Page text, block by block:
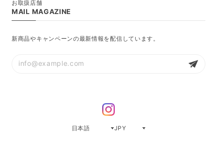
お取扱店舗
MAIL MAGAZINE
新商品やキャンペーンの最新情報を配信しています。